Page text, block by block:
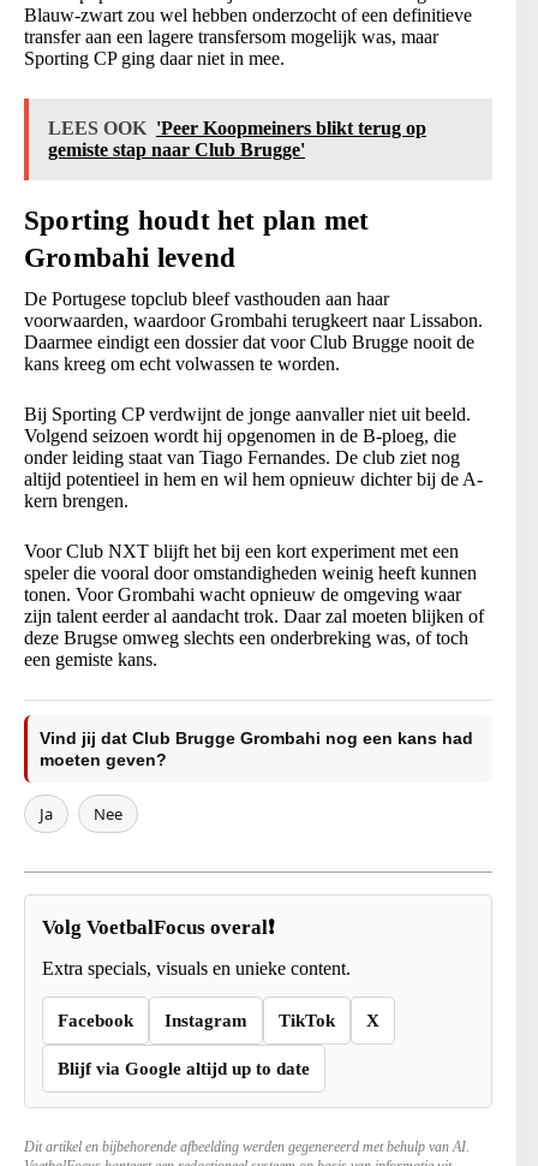
Blauw-zwart zou wel hebben onderzocht of een definitieve
transfer aan een lagere transfersom mogelijk was, maar
Sporting CP ging daar niet in mee.
LEES OOK 'Peer Koopmeiners blikt terug op
gemiste stap naar Club Brugge'
Sporting houdt het plan met
Grombahi levend
De Portugese topclub bleef vasthouden aan haar
voorwaarden, waardoor Grombahi terugkeert naar Lissabon.
Daarmee eindigt een dossier dat voor Club Brugge nooit de
kans kreeg om echt volwassen te worden.
Bij Sporting CP verdwijnt de jonge aanvaller niet uit beeld.
Volgend seizoen wordt hij opgenomen in de B-ploeg, die
onder leiding staat van Tiago Fernandes. De club ziet nog
altijd potentieel in hem en wil hem opnieuw dichter bij de A-
kern brengen.
Voor Club NXT blijft het bij een kort experiment met een
speler die vooral door omstandigheden weinig heeft kunnen
tonen. Voor Grombahi wacht opnieuw de omgeving waar
zijn talent eerder al aandacht trok. Daar zal moeten blijken of
deze Brugse omweg slechts een onderbreking was, of toch
een gemiste kans.
Vind jij dat Club Brugge Grombahi nog een kans had
moeten geven?
Ja Nee
Volg VoetbalFocus overal❗
Extra specials, visuals en unieke content.
Facebook Instagram TikTok X
Blijf via Google altijd up to date
Dit artikel en bijbehorende afbeelding werden gegenereerd met behulp van AI.